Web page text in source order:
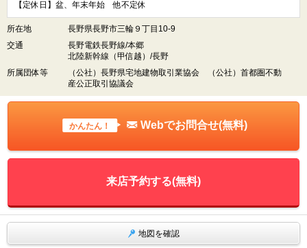
【定休日】盆、年末年始 他不定休
所在地
長野県長野市三輪９丁目10-9
交通
長野電鉄長野線/本郷
北陸新幹線（甲信越）/長野
所属団体等
（公社）長野県宅地建物取引業協会 （公社）首都圏不動
産公正取引協議会
かんたん！ Webでお問合せ(無料)
来店予約する(無料)
地図を確認